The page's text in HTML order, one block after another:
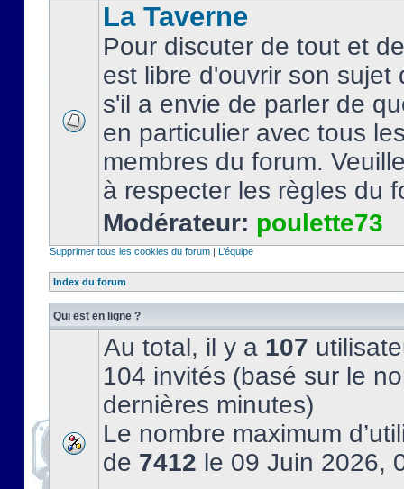
La Taverne
Pour discuter de tout et
est libre d'ouvrir son sujet
s'il a envie de parler de
en particulier avec tous
membres du forum.
à respecter les règles du
Modérateur: poulette73
Supprimer tous les cookies du forum | L’équipe
Index du forum
Qui est en ligne ?
Au total, il y a 107
104 invités (basé sur le
dernières minutes)
Le nombre maximum
de 7412 le 09 Juin 2026,